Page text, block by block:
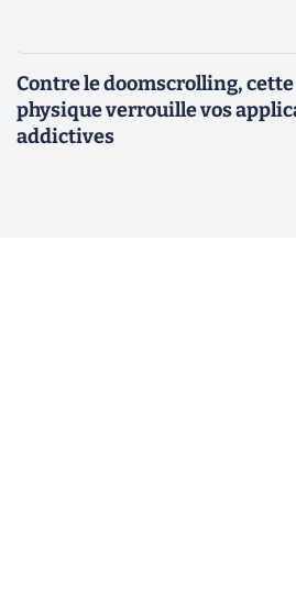
Contre le doomscrolling, cette
physique verrouille vos
addictives